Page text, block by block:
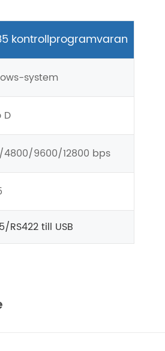
kontrollprogramvaran
system
D
4800/9600/12800 bps
RS422 till USB